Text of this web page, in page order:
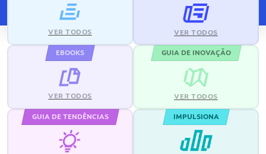
VER TODOS VER TODOS
EBOOKS
VER TODOS
GUIA DE INOVAÇÃO
VER TODOS
GUIA DE TENDÊNCIAS IMPULSIONA